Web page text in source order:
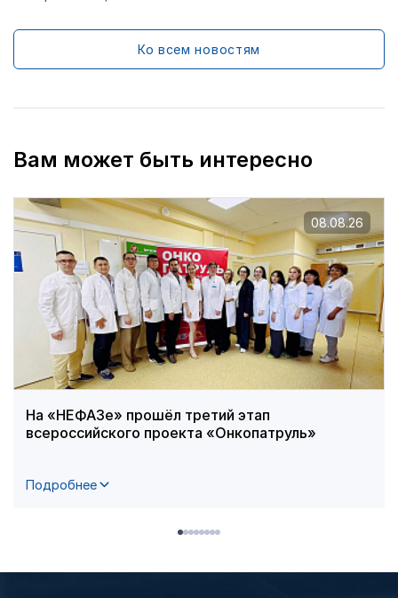
Ко всем новостям
Вам может быть интересно
На «НЕФАЗе» прошёл третий этап
всероссийского проекта «Онкопатруль»
Подробнее
08.08.26